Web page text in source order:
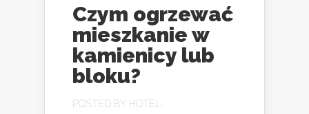
Czym ogrzewać
mieszkanie w
kamienicy lub
bloku?
POSTED BY HOTEL-